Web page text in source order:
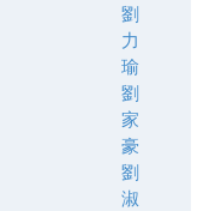
劉
力
瑜
劉
家
豪
劉
淑